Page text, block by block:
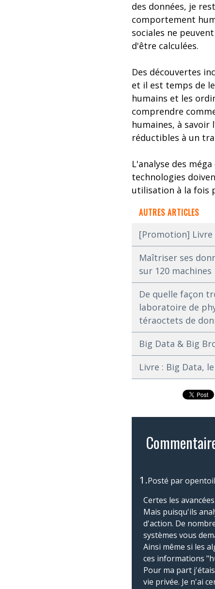
des données, je
comportement
sociales ne
d'être calculées.
Des découvertes
et il est temps de
humains et les
comprendre
humaines, à
réductibles à un
L'analyse des
technologies
utilisation à la fois
AUTRES ARTICLES
[Promotion] Livre
Maîtriser ses
sur 120 machines
De quelle façon
laboratoire de
téraoctets de
Big Data & Big
Livre : Big Data,
1.Posté par
Certes les
Mais puisqu'ils
d'action. De
systèmes vous
Ainsi même si les
ces informations
Pour ma part
vie privée. Je n'ai